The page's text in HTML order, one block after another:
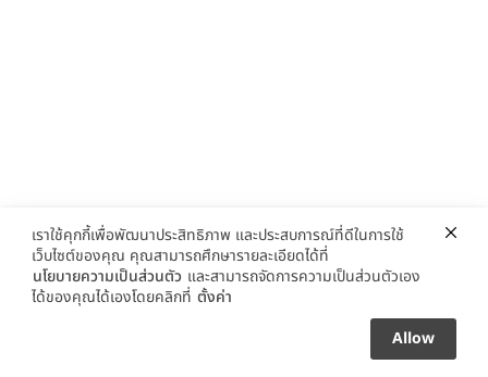
เราใช้คุกกี้เพื่อพัฒนาประสิทธิภาพ และประสบการณ์ที่ดีในการใช้
เว็บไซต์ของคุณ คุณสามารถศึกษารายละเอียดได้ที่
นโยบายความเป็นส่วนตัว และสามารถจัดการความเป็นส่วนตัวเอง
ได้ของคุณได้เองโดยคลิกที่ ตั้งค่า
Allow